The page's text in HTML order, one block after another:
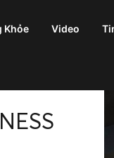
Khỏe Video